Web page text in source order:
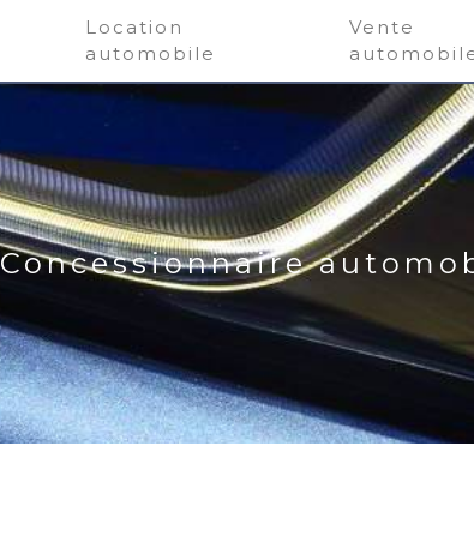
Location
automobile
Vente
Concessionnaire